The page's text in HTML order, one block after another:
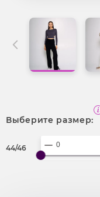
Выберите размер:
44/46